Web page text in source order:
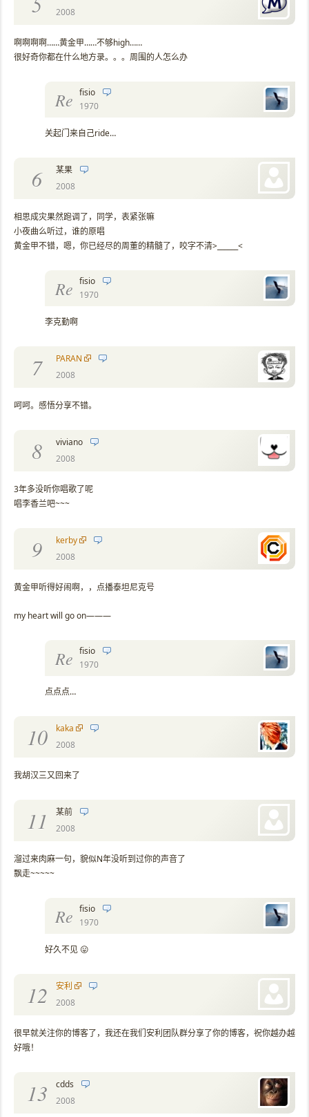
2008
啊啊啊啊……黄金甲……不够high……
很好奇你都在什么地方录。。。周围的人怎么办
Re fisio
1970
关起门来自己ride…
6
某果
2008
相思成灾果然跑调了，同学，表紧张嘛
小夜曲么听过，谁的原唱
黄金甲不错，嗯，你已经尽的周董的精髓了，咬字不清>______<
Re fisio
1970
李克勤啊
7
PARAN
2008
呵呵。感悟分享不错。
8
viviano
2008
3年多没听你唱歌了呢
唱李香兰吧~~~
9
kerby
2008
黄金甲听得好闹啊，，点播泰坦尼克号
my heart will go on———
Re fisio
1970
点点点…
10
kaka
2008
我胡汉三又回来了
11
某前
2008
溜过来肉麻一句，貌似N年没听到过你的声音了
飘走~~~~~
Re fisio
1970
好久不见 😛
12
安利
2008
很早就关注你的博客了，我还在我们安利团队群分享了你的博客，祝你越办越
好哦！
13
cdds
2008